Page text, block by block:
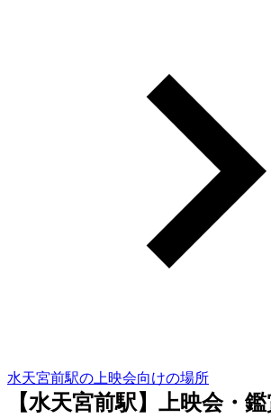
水天宮前駅の上映会向けの場所
【水天宮前駅】上映会・